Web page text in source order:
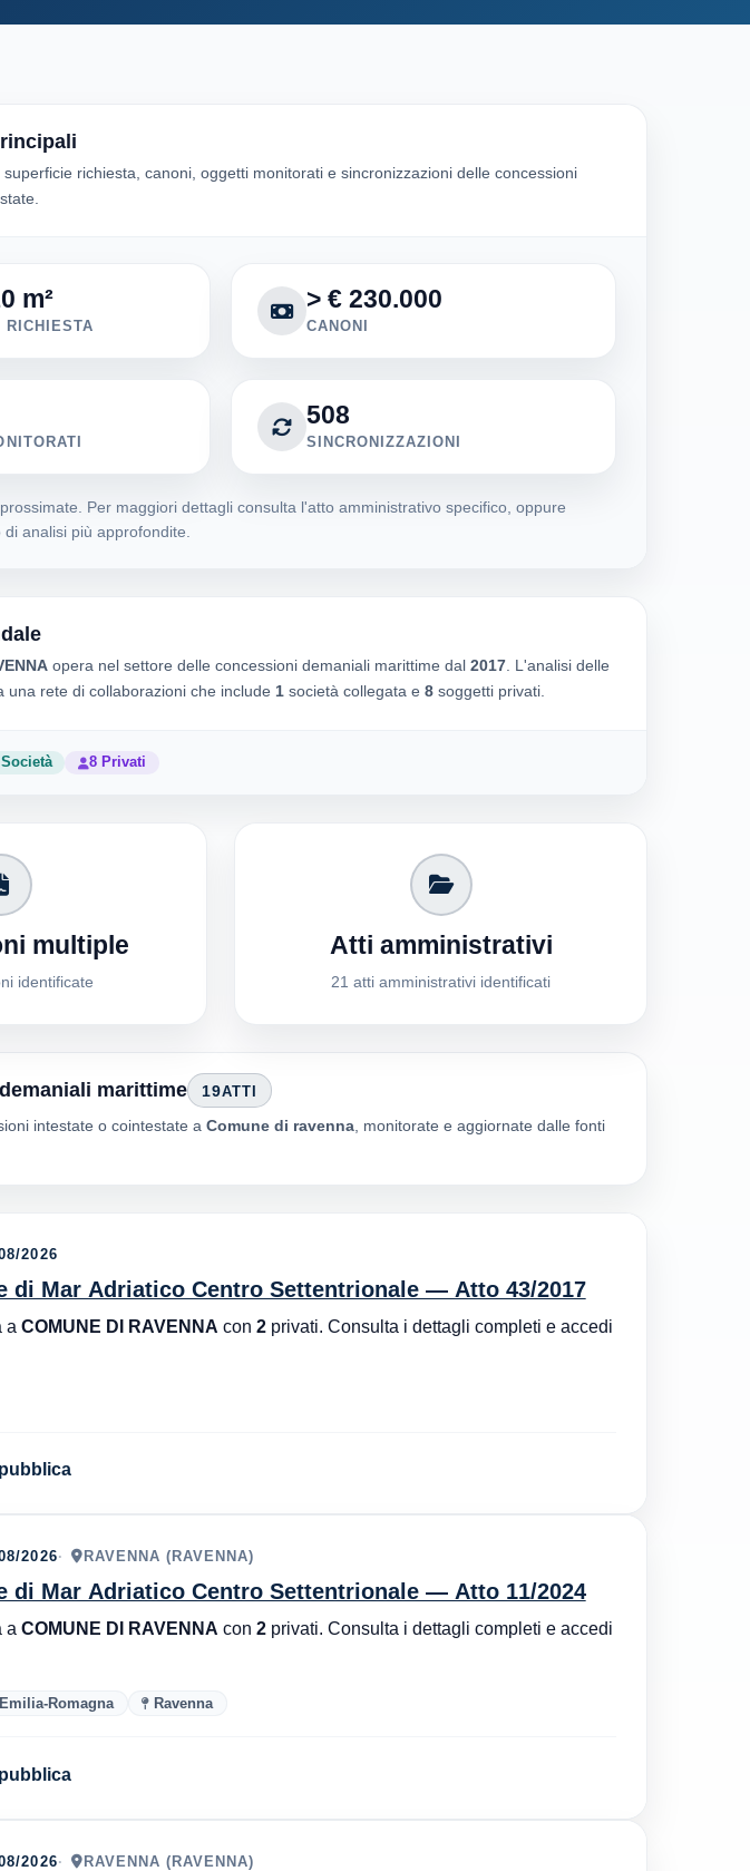
richiesta, canoni, oggetti monitorati e sincronizzazioni delle concessioni
m²
RICHIESTA
> € 230.000
CANONI
508
SINCRONIZZAZIONI
Per maggiori dettagli consulta l'atto amministrativo specifico, oppure
analisi più approfondite.
opera nel settore delle concessioni demaniali marittime dal 2017. L'analisi delle
una rete di collaborazioni che include 1società collegata e 8soggetti privati.
8 Privati
multiple
identificate
Atti amministrativi
21 atti amministrativi identificati
marittime 19ATTI
intestate o cointestate aComune di ravenna , monitorate e aggiornate dalle fonti
2026
di Mar Adriatico Centro Settentrionale — Atto 43/2017
a COMUNE DI RAVENNA con 2privati. Consulta i dettagli completi e accedi
2026 RAVENNA (RAVENNA)
di Mar Adriatico Centro Settentrionale — Atto 11/2024
a COMUNE DI RAVENNA con 2privati. Consulta i dettagli completi e accedi
Romagna Ravenna
2026 RAVENNA (RAVENNA)